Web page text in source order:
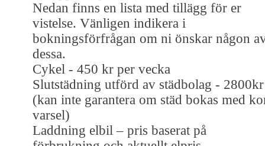
Nedan finns en lista med tillägg för er
vistelse. Vänligen indikera i
bokningsförfrågan om ni önskar någon
dessa.
Cykel - 450 kr per vecka
Slutstädning utförd av städbolag - 2800kr
(kan inte garantera om städ bokas med
varsel)
Laddning elbil – pris baserat på